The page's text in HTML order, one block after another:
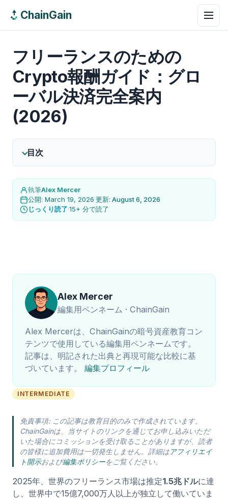
ChainGain
フリーランスのための
Crypto報酬ガイド：グロ
ーバル決済完全案内
(2026)
目次
執筆Alex Mercer
公開: March 19, 2026·更新: August 6, 2026
じっくり読了·15+ 分で読了
Alex Mercer
編集用ペンネーム · ChainGain
Alex Mercerは、ChainGainの暗号資産教育コン
テンツで使用している編集用ペンネームです。
記事は、明記された出典と再現可能な比較に基
づいています。 編集プロフィール
INTERMEDIATE
免責事項: この記事は教育目的のみで作成されています。
ChainGainは、当サイトのリンクを通じてお申し込みいただ
いた場合にコミッションを受け取ることがありますが、読者
の皆様に追加費用は一切発生しません。詳細はアフィリエイ
ト開示および編集ポリシーをご覧ください。
2025年、世界のフリーランス市場は推定1.5兆ドルに達
し、世界中で15億7,000万人以上が独立して働いていま